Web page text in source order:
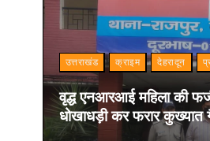
उत्तराखंड क्राइम देहरादून
वृद्ध एनआरआई महिला की
धोखाधड़ी कर फरार कुख्यात